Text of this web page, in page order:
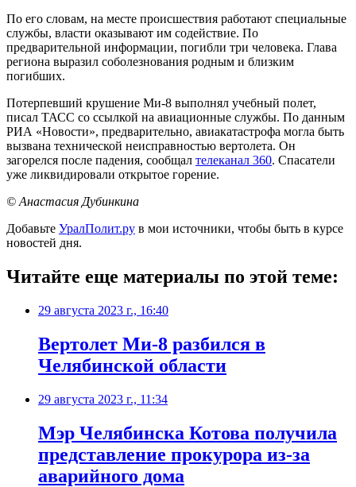
По его словам, на месте происшествия работают специальные
службы, власти оказывают им содействие. По
предварительной информации, погибли три человека. Глава
региона выразил соболезнования родным и близким
погибших.
Потерпевший крушение Ми-8 выполнял учебный полет,
писал ТАСС со ссылкой на авиационные службы. По данным
РИА «Новости», предварительно, авиакатастрофа могла быть
вызвана технической неисправностью вертолета. Он
загорелся после падения, сообщал телеканал 360. Спасатели
уже ликвидировали открытое горение.
© Анастасия Дубинкина
Добавьте УралПолит.ру в мои источники, чтобы быть в курсе
новостей дня.
Читайте еще материалы по этой теме:
29 августа 2023 г., 16:40
Вертолет Ми-8 разбился в
Челябинской области
29 августа 2023 г., 11:34
Мэр Челябинска Котова получила
представление прокурора из-за
аварийного дома